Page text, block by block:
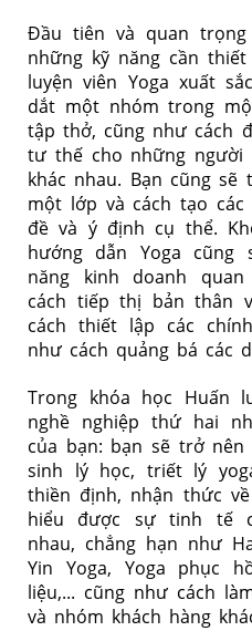
Đầu tiên và quan
những kỹ năng cần
luyện viên Yoga xuất
dắt một nhóm trong
tập thở, cũng như cách
tư thế cho những người
khác nhau. Bạn cũng sẽ
một lớp và cách tạo
đề và ý định cụ thể.
hướng dẫn Yoga
năng kinh doanh
cách tiếp thị bản thân
cách thiết lập các
như cách quảng bá các
Trong khóa học Huấn
nghề nghiệp thứ hai
của bạn: bạn sẽ trở
sinh lý học, triết lý
thiền định, nhận thức
hiểu được sự tinh tế
nhau, chẳng hạn như
Yin Yoga, Yoga phục
liệu,... cũng như cách
và nhóm khách hàng